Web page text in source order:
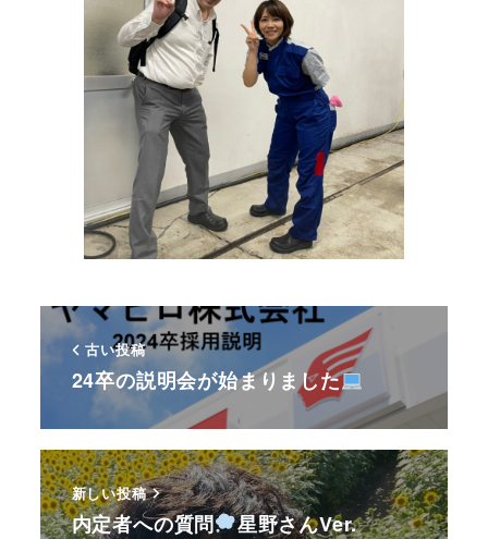
古い投稿
24卒の説明会が始まりました
新しい投稿
内定者への質問 星野さんVer.